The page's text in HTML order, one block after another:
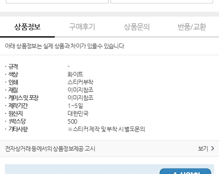
상품정보 구매후기 상품문의 반품/교환
아래 상품정보는 실제 상품과 차이가 있을수 있습니다
· 규격
-
· 색상
화이트
· 인쇄
스티커부착
· 재질
이미지참조
· 케이스 및 포장
이미지참조
· 제작기간
1~5일
· 원산지
대한민국
· 1박스당
500
· 기타사항
※스티커 제작 및 부착 시 별도문의
전자상거래 등에서의 상품정보제공 고시 보기